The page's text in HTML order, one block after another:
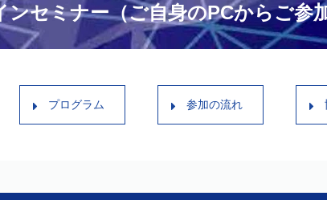
ンセミナー（ご自身のPCからご参
プログラム 参加の流れ